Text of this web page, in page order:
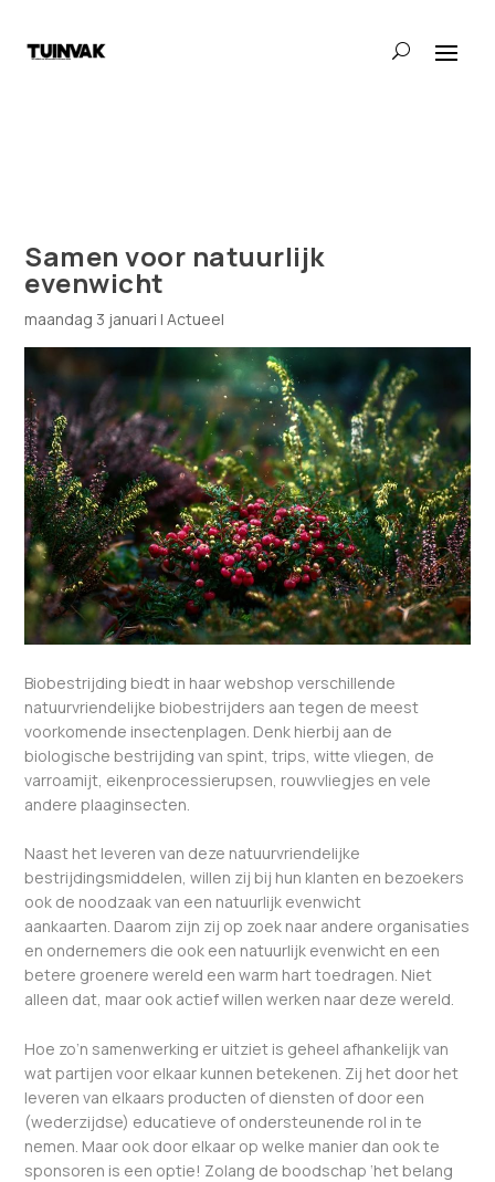
Samen voor natuurlijk
evenwicht
maandag 3 januari |Actueel
Biobestrijding biedt in haar webshop verschillende
natuurvriendelijke biobestrijders aan tegen de meest
voorkomende insectenplagen. Denk hierbij aan de
biologische bestrijding van spint, trips, witte vliegen, de
varroamijt, eikenprocessierupsen, rouwvliegjes en vele
andere plaaginsecten.
Naast het leveren van deze natuurvriendelijke
bestrijdingsmiddelen, willen zij bij hun klanten en bezoekers
ook de noodzaak van een natuurlijk evenwicht
aankaarten. Daarom zijn zij op zoek naar andere organisaties
en ondernemers die ook een natuurlijk evenwicht en een
betere groenere wereld een warm hart toedragen. Niet
alleen dat, maar ook actief willen werken naar deze wereld.
Hoe zo’n samenwerking er uitziet is geheel afhankelijk van
wat partijen voor elkaar kunnen betekenen. Zij het door het
leveren van elkaars producten of diensten of door een
(wederzijdse) educatieve of ondersteunende rol in te
nemen. Maar ook door elkaar op welke manier dan ook te
sponsoren is een optie! Zolang de boodschap ‘het belang